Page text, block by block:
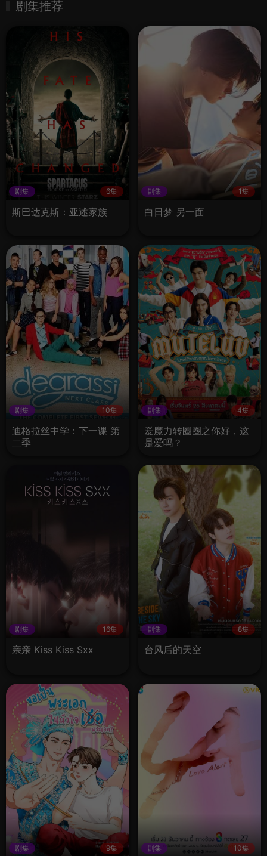
剧集推荐
剧集 6集
斯巴达克斯：亚述家族
剧集 1集
白日梦 另一面
剧集 10集
迪格拉丝中学：下一课 第
二季
剧集 4集
爱魔力转圈圈之你好，这
是爱吗？
剧集 16集
亲亲 Kiss Kiss Sxx
剧集 8集
台风后的天空
剧集 9集 剧集 10集